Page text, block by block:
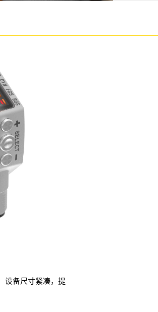
设备尺寸紧凑，提